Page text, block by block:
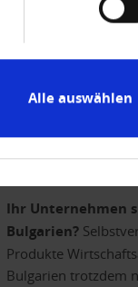
Alle auswählen
Mitgliedschaft
Kontaktieren Sie
Hinweis: Bitte
Mitgliedschaften
sind nur für
Ihr Unternehmen
Bulgarien?
Produkte
Bulgarien trotzdem